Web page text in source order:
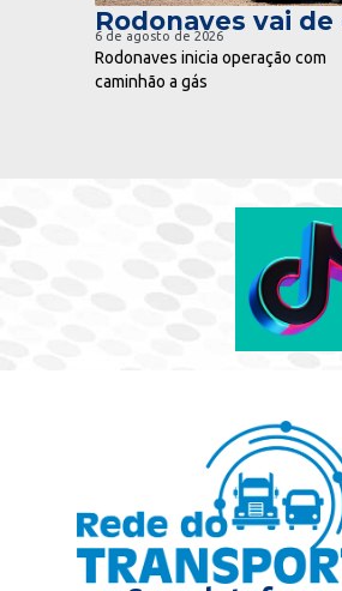
Rodonaves vai de
6 de agosto de 2026
Rodonaves inicia operação com
caminhão a gás